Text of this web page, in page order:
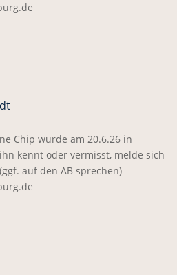
Chip wurde am 20.6.26 in
kennt oder vermisst, melde sich
auf den AB sprechen)